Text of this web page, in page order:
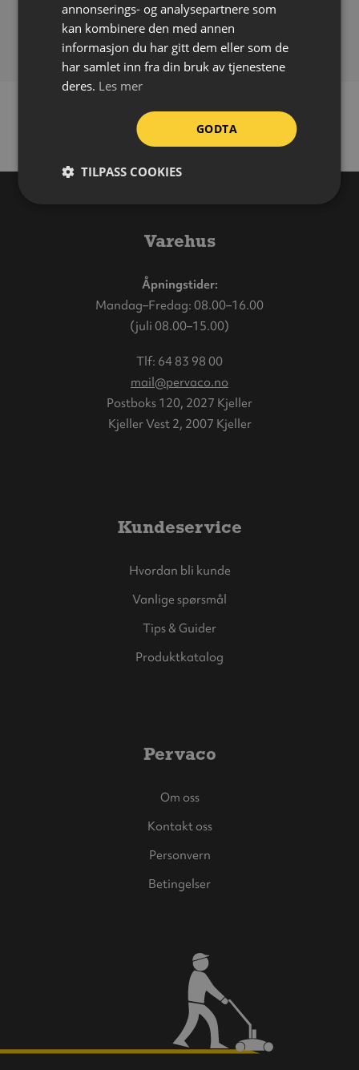
FDV-dokumentasjon
Last ned (61.50 kB)
Varehus
Åpningstider:
Mandag–Fredag: 08.00–16.00
(juli 08.00–15.00)
Tlf: 64 83 98 00
mail@pervaco.no
Postboks 120, 2027 Kjeller
Kjeller Vest 2, 2007 Kjeller
Kundeservice
Hvordan bli kunde
Vanlige spørsmål
Tips & Guider
Produktkatalog
Pervaco
Om oss
Kontakt oss
Personvern
Betingelser
annonserings- og analysepartnere som
kan kombinere den med annen
informasjon du har gitt dem eller som de
har samlet inn fra din bruk av tjenestene
deres. Les mer
GODTA
TILPASS COOKIES